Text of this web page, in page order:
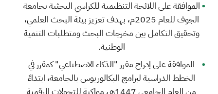
الموافقة على اللائحة التنظيمية للكراسي البحثية بجامعة
الجوف للعام 2025م، بهدف تعزيز بيئة البحث العلمي،
وتحقيق التكامل بين مخرجات البحث ومتطلبات التنمية
الوطنية.
الموافقة على إدراج مقرر "الذكاء الاصطناعي" كمقرر في
الخطط الدراسية لبرامج البكالوريوس بالجامعة، ابتداءً